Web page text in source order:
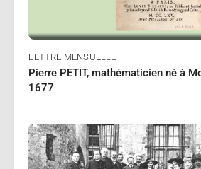
LETTRE MENSUELLE
Pierre PETIT, mathématicien né à
1677